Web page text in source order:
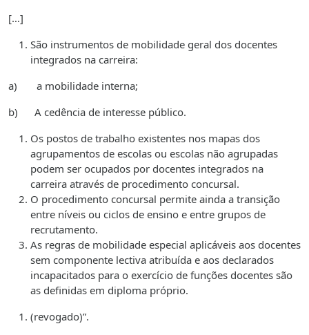
[…]
São instrumentos de mobilidade geral dos docentes
integrados na carreira:
a) a mobilidade interna;
b) A cedência de interesse público.
Os postos de trabalho existentes nos mapas dos
agrupamentos de escolas ou escolas não agrupadas
podem ser ocupados por docentes integrados na
carreira através de procedimento concursal.
O procedimento concursal permite ainda a transição
entre níveis ou ciclos de ensino e entre grupos de
recrutamento.
As regras de mobilidade especial aplicáveis aos docentes
sem componente lectiva atribuída e aos declarados
incapacitados para o exercício de funções docentes são
as definidas em diploma próprio.
(revogado)”.